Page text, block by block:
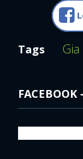
Tags